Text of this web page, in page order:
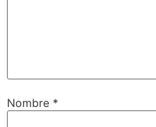
Nombre *